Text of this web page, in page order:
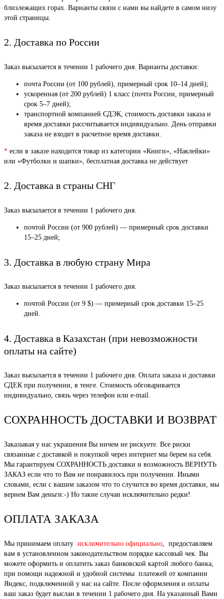
близлежащих горах. Варианты связи с нами вы найдете в самом низу
этой страницы.
2. Доставка по России
Заказ высылается в течении 1 рабочего дня. Варианты доставки:
почта России (от 100 рублей), примерный срок 10–14 дней);
ускоренная (от 200 рублей) 1 класс (почта России, примерный
срок 5–7 дней);
транспортной компанией СДЭК, стоимость доставки заказа и
время доставки рассчитывается индивидуально. День отправки
заказа не входит в расчетное время доставки.
* если в заказе находится товар из категории «Книги», «Наклейки»
или «Футболки и шапки», бесплатная доставка не действует
2. Доставка в страны СНГ
Заказ высылается в течении 1 рабочего дня.
почтой России (от 900 рублей) — примерный срок доставки
15–25 дней;
3. Доставка в любую страну Мира
Заказ высылается в течении 1 рабочего дня.
почтой России (от 9 $) — примерный срок доставки 15–25
дней.
4. Доставка в Казахстан (при невозможности
оплаты на сайте)
Заказ высылается в течении 1 рабочего дня. Оплата заказа и доставки
СДЕК при получении, в тенге. Стоимость обговаривается
индивидуально, связь через телефон или e-mail.
СОХРАННОСТЬ ДОСТАВКИ И ВОЗВРАТ
Заказывая у нас украшения Вы ничем не рискуете. Все риски
связанные с доставкой и покупкой через интернет мы берем на себя.
Мы гарантируем СОХРАННОСТЬ доставки и возможность ВЕРНУТЬ
ЗАКАЗ если что то Вам не понравилось при получении. Иными
словами, если с вашим заказом что то случится во время доставки, мы
вернем Вам деньги:-) Но такие случаи исключительно редки!
ОПЛАТА ЗАКАЗА
Мы принимаем оплату исключительно официально, предоставляем
вам в установленном законодательством порядке кассовый чек. Вы
можете оформить и оплатить заказ банковской картой любого банка,
при помощи надежной и удобной системы платежей от компании
Яндекс, подключенной у нас на сайте. После оформления и оплаты
ваш заказ будет выслан в течении 1 рабочего дня. На указанный Вами